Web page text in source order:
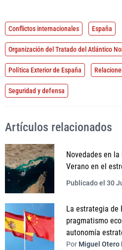
Conflictos internacionales España
Organización del Tratado del Atlántico
Política Exterior de España
Seguridad y defensa
Artículos relacionados
Novedades en la
Verano en el
Publicado el 30
La estrategia de
pragmatismo
autonomía
Por Miguel Otero